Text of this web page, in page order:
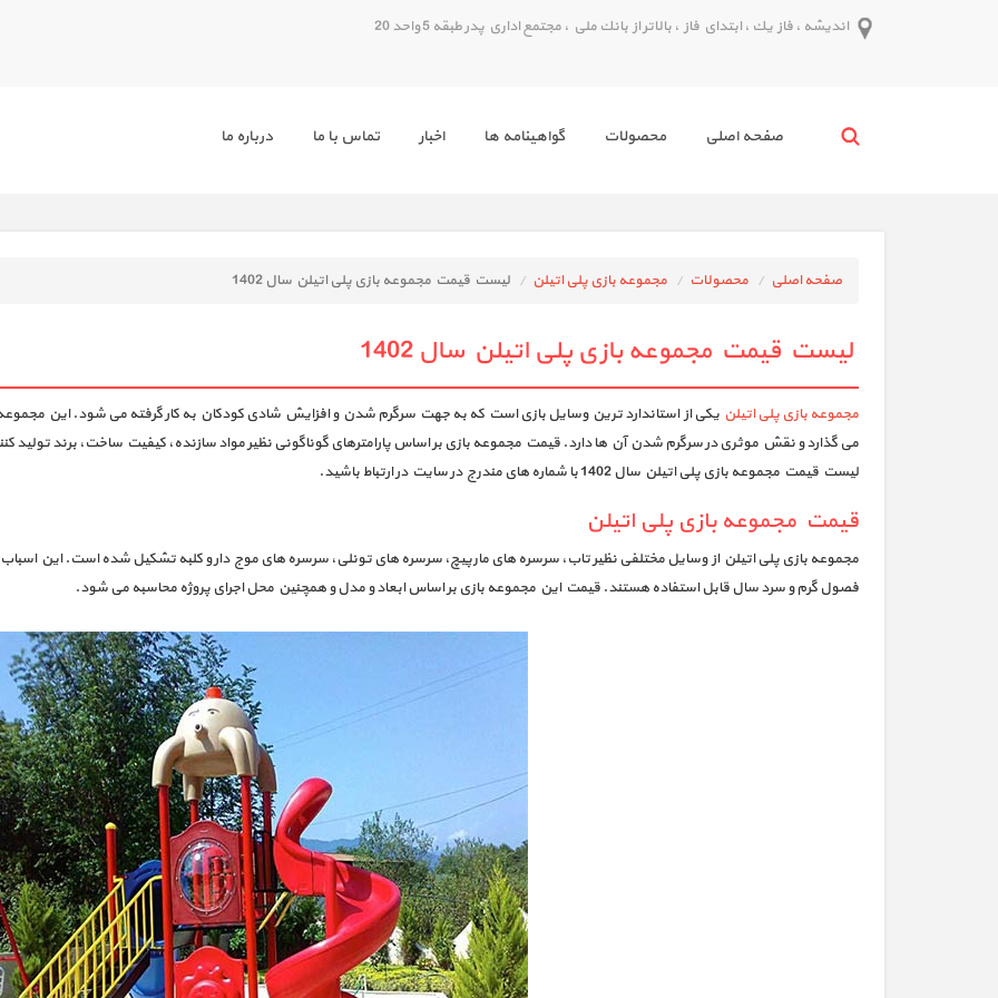
انديشه ، فاز يك ، ابتداي فاز ، بالاتر از بانك ملي ، مجتمع اداري پدر طبقه 5 واحد 20
صفحه اصلي محصولات گواهينامه ها اخبار تماس با ما درباره ما
صفحه اصلی محصولات مجموعه بازی پلی اتیلن لیست قیمت مجموعه بازی پلی اتیلن سال 1402
لیست قیمت مجموعه بازی پلی اتیلن سال 1402
مجموعه بازی پلی اتیلن یکی از استاندارد ترین وسایل بازی است که به جهت سرگرم شدن و افزایش شادی کودکان به کار گرفته می شود. این
می‌ گذارد و نقش موثری در سرگرم شدن آن ها دارد. قیمت مجموعه بازی بر اساس پارامترهای گوناگونی نظیر مواد سازنده، کیفیت ساخت، برند تولید
لیست قیمت مجموعه بازی پلی اتیلن سال 1402 با شماره های مندرج در سایت در ارتباط باشید.
قیمت مجموعه بازی پلی اتیلن
مجموعه بازی پلی اتیلن از وسایل مختلفی نظیر تاب، سرسره های مارپیچ، سرسره های تونلی، سرسره های موج دار و کلبه تشکیل شده است. این
فصول گرم و سرد سال قابل استفاده هستند. قیمت این مجموعه بازی بر اساس ابعاد و مدل و همچنین محل اجرای پروژه محاسبه می شود.